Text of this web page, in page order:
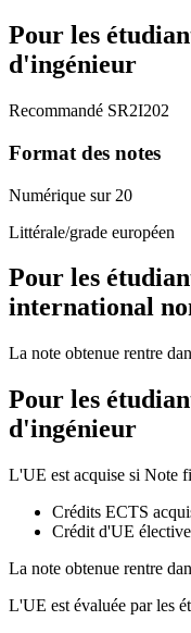
Pour les
d'ingénieur
Recommandé SR2I202
Format des notes
Numérique sur 20
Littérale/grade européen
Pour les
international
La note obtenue rentre
Pour les
d'ingénieur
L'UE est acquise si Note
Crédits ECTS
Crédit d'UE
La note obtenue rentre
L'UE est évaluée par les